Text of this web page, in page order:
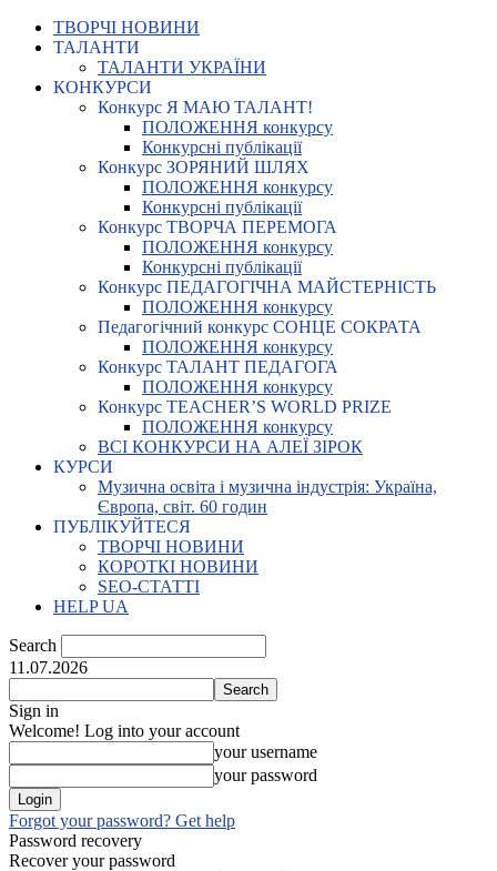
ТВОРЧІ НОВИНИ
ТАЛАНТИ
ТАЛАНТИ УКРАЇНИ
КОНКУРСИ
Конкурс Я МАЮ ТАЛАНТ!
ПОЛОЖЕННЯ конкурсу
Конкурсні публікації
Конкурс ЗОРЯНИЙ ШЛЯХ
ПОЛОЖЕННЯ конкурсу
Конкурсні публікації
Конкурс ТВОРЧА ПЕРЕМОГА
ПОЛОЖЕННЯ конкурсу
Конкурсні публікації
Конкурс ПЕДАГОГІЧНА МАЙСТЕРНІСТЬ
ПОЛОЖЕННЯ конкурсу
Педагогічний конкурс СОНЦЕ СОКРАТА
ПОЛОЖЕННЯ конкурсу
Конкурс ТАЛАНТ ПЕДАГОГА
ПОЛОЖЕННЯ конкурсу
Конкурс TEACHER’S WORLD PRIZE
ПОЛОЖЕННЯ конкурсу
ВСІ КОНКУРСИ НА АЛЕЇ ЗІРОК
КУРСИ
Музична освіта і музична індустрія: Україна,
Європа, світ. 60 годин
ПУБЛІКУЙТЕСЯ
ТВОРЧІ НОВИНИ
КОРОТКІ НОВИНИ
SEO-СТАТТІ
HELP UA
Search
11.07.2026
Sign in
Welcome! Log into your account
your username
your password
Forgot your password? Get help
Password recovery
Recover your password